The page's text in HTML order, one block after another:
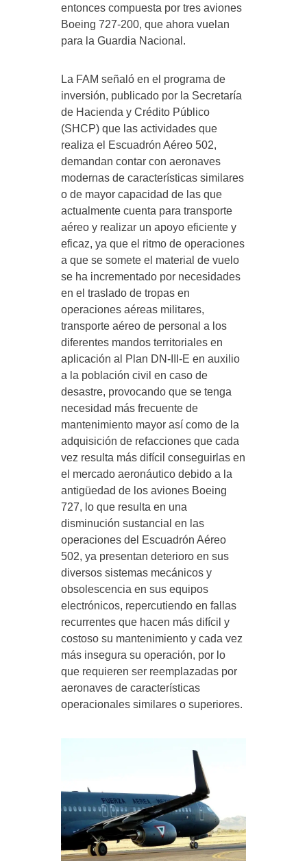
entonces compuesta por tres aviones
Boeing 727-200, que ahora vuelan
para la Guardia Nacional.
La FAM señaló en el programa de
inversión, publicado por la Secretaría
de Hacienda y Crédito Público
(SHCP) que las actividades que
realiza el Escuadrón Aéreo 502,
demandan contar con aeronaves
modernas de características similares
o de mayor capacidad de las que
actualmente cuenta para transporte
aéreo y realizar un apoyo eficiente y
eficaz, ya que el ritmo de operaciones
a que se somete el material de vuelo
se ha incrementado por necesidades
en el traslado de tropas en
operaciones aéreas militares,
transporte aéreo de personal a los
diferentes mandos territoriales en
aplicación al Plan DN-III-E en auxilio
a la población civil en caso de
desastre, provocando que se tenga
necesidad más frecuente de
mantenimiento mayor así como de la
adquisición de refacciones que cada
vez resulta más difícil conseguirlas en
el mercado aeronáutico debido a la
antigüedad de los aviones Boeing
727, lo que resulta en una
disminución sustancial en las
operaciones del Escuadrón Aéreo
502, ya presentan deterioro en sus
diversos sistemas mecánicos y
obsolescencia en sus equipos
electrónicos, repercutiendo en fallas
recurrentes que hacen más difícil y
costoso su mantenimiento y cada vez
más insegura su operación, por lo
que requieren ser reemplazadas por
aeronaves de características
operacionales similares o superiores.